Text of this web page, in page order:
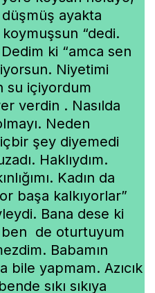
düşmüş ayakta
“dedi.
ki “amca sen
Niyetimi
su içiyordum
verdin . Nasılda
Neden
şey diyemedi
Haklıydım.
Kadın da
başa kalkıyorlar”
Bana dese ki
ben de oturtuyum
Babamın
bile yapmam. Azıcık
sıkı sıkıya